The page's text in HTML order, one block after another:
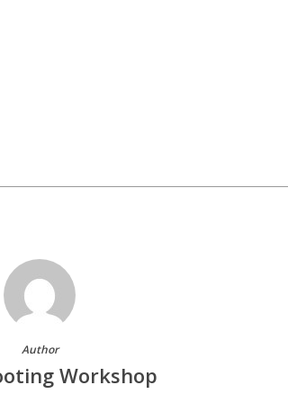
Author
Workshop